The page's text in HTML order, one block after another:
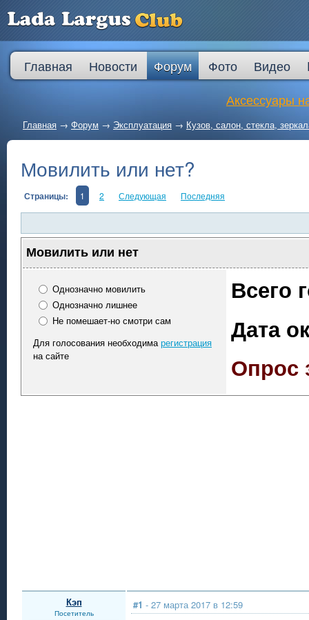
Главная Новости Форум Фото Видео
Аксессуары
Главная → Форум → Эксплуатация → Кузов, салон, стекла,
Мовилить или нет?
Страницы: 1 2 Следующая Последняя
Мовилить или нет
Однозначно мовилить
Однозначно лишнее
Не помешает-но смотри сам
Для голосования необходимарегистрация
на сайте
Всего
Дата
Опрос
Кэп
Посетитель
#1 - 27 марта 2017 в 12:59